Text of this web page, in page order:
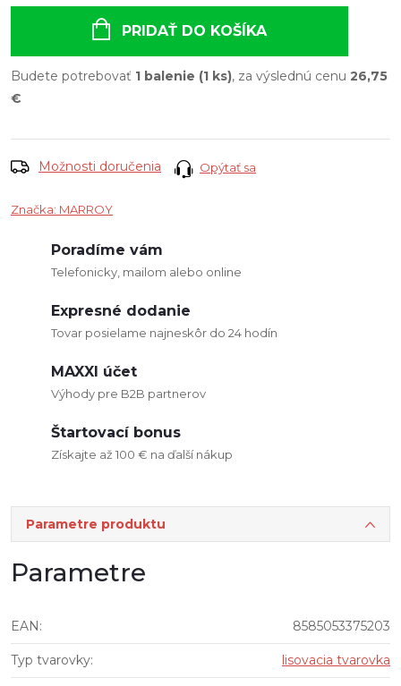
PRIDAŤ DO KOŠÍKA
Budete potrebovať 1 balenie (1 ks), za výslednú cenu 26,75
€
Možnosti doručenia Opýtať sa
Značka: MARROY
Poradíme vám
Telefonicky, mailom alebo online
Expresné dodanie
Tovar posielame najneskôr do 24 hodín
MAXXI účet
Výhody pre B2B partnerov
Štartovací bonus
Získajte až 100 € na ďalší nákup
Parametre produktu
Parametre
EAN: 8585053375203
Typ tvarovky: lisovacia tvarovka